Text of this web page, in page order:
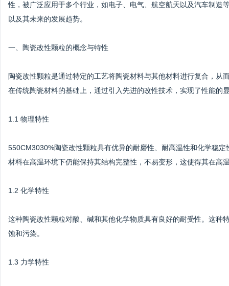
性，被广泛应用于多个行业，如电子、电气、航空航天以及汽车制造
以及其未来的发展趋势。
一、陶瓷改性颗粒的概念与特性
陶瓷改性颗粒是通过特定的工艺将陶瓷材料与其他材料进行复合，
在传统陶瓷材料的基础上，通过引入先进的改性技术，实现了性能的
1.1 物理特性
550CM3030%陶瓷改性颗粒具有优异的耐磨性、耐高温性和化学稳
材料在高温环境下仍能保持其结构完整性，不易变形，这使得其在高
1.2 化学特性
这种陶瓷改性颗粒对酸、碱和其他化学物质具有良好的耐受性。这种
蚀和污染。
1.3 力学特性